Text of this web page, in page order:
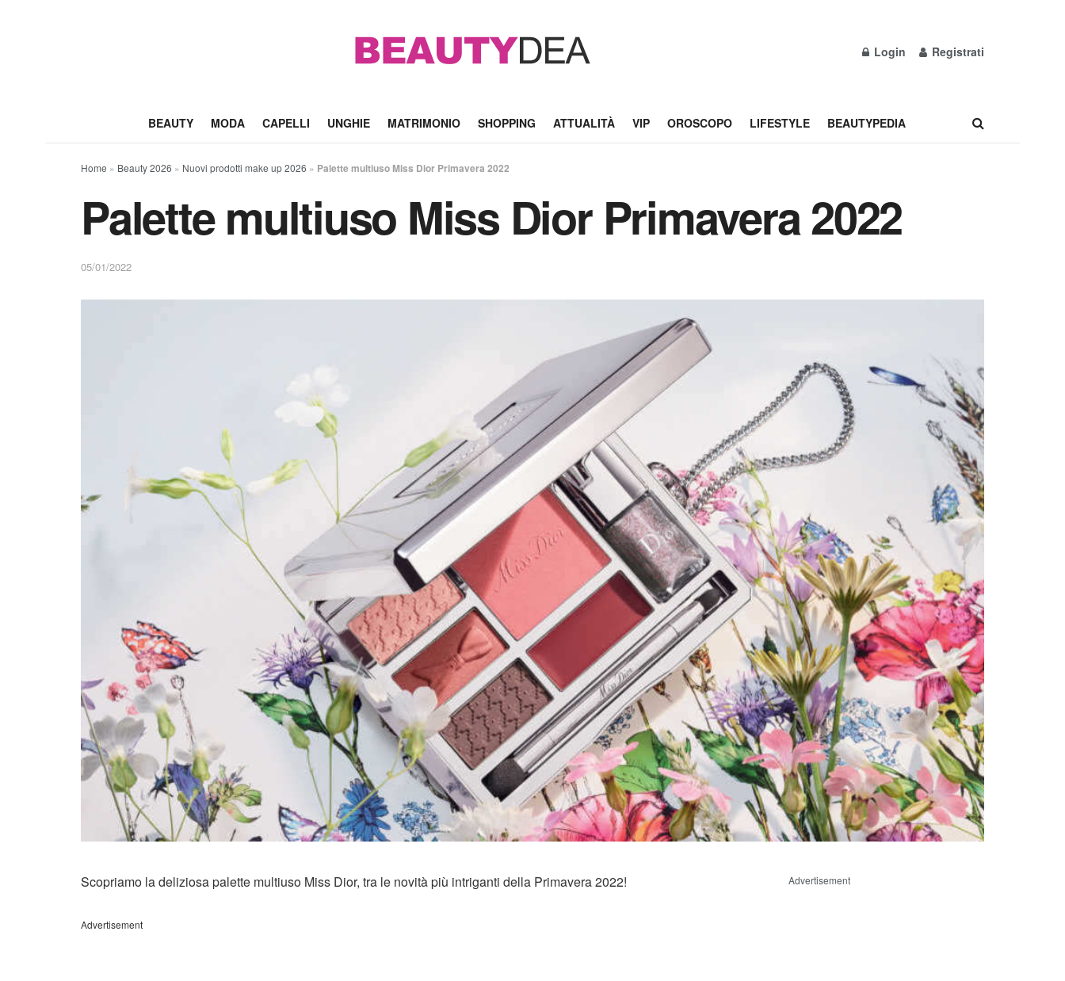
Login Registrati
BEAUTY MODA CAPELLI UNGHIE MATRIMONIO SHOPPING ATTUALITÀ VIP OROSCOPO LIFESTYLE BEAUTYPEDIA
Home » Beauty 2026 » Nuovi prodotti make up 2026 » Palette multiuso Miss Dior Primavera 2022
Palette multiuso Miss Dior Primavera 2022
05/01/2022
Scopriamo la deliziosa palette multiuso Miss Dior, tra le novità più intriganti della Primavera 2022!
Advertisement
Advertisement